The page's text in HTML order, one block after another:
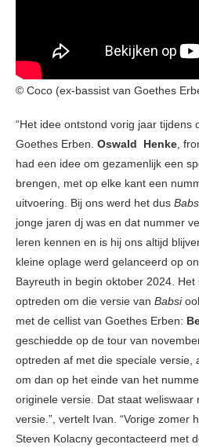
© Coco (ex-bassist van Goethes
“Het idee ontstond vorig jaar tijdens
Goethes Erben. Oswald Henke ,
had een idee om gezamenlijk een
brengen, met op elke kant een
uitvoering. Bij ons werd het dus
jonge jaren dj was en dat nummer
leren kennen en is hij ons altijd
kleine oplage werd gelanceerd op
Bayreuth in begin oktober 2024.
optreden om die versie van Babsi
met de cellist van Goethes Erben:
geschiedde op de tour van
optreden af met die speciale versie,
om dan op het einde van het
originele versie. Dat staat weliswaar
versie.”, vertelt Ivan. “Vorige zomer
Steven Kolacny gecontacteerd met